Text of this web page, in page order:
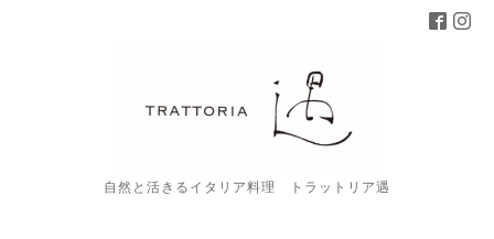
自然と活きるイタリア料理 トラットリア遇